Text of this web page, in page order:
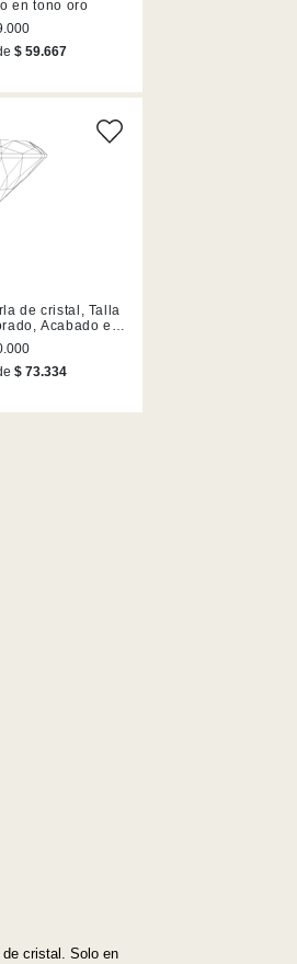
en tono oro
$ 59.667
de cristal, Talla
Acabado en
oro
$ 73.334
cristal. Solo en